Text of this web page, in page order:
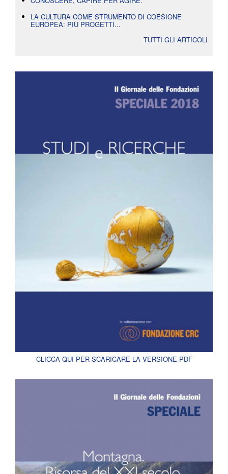
LA CULTURA COME STRUMENTO DI COESIONE
EUROPEA: PIÙ PROGETTI...
TUTTI GLI ARTICOLI
CLICCA QUI PER SCARICARE LA VERSIONE PDF